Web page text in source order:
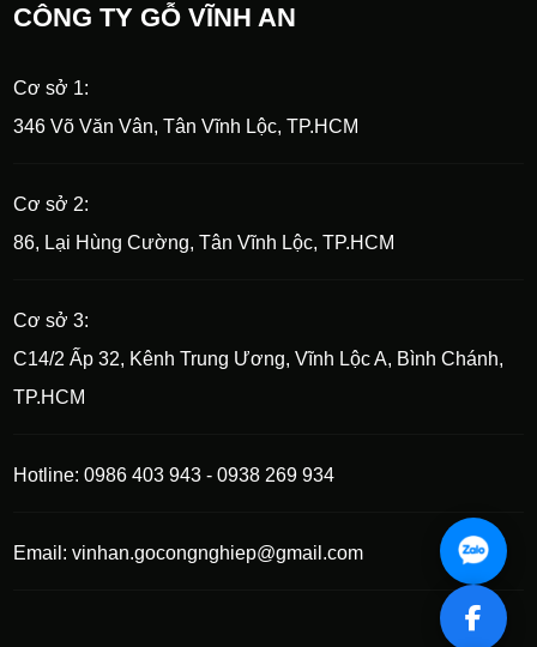
CÔNG TY GỖ VĨNH AN
Cơ sở 1:
346 Võ Văn Vân, Tân Vĩnh Lộc, TP.HCM
Cơ sở 2:
86, Lại Hùng Cường, Tân Vĩnh Lộc, TP.HCM
Cơ sở 3:
C14/2 Ấp 32, Kênh Trung Ương, Vĩnh Lộc A, Bình Chánh,
TP.HCM
Hotline: 0986 403 943 - 0938 269 934
Email: vinhan.gocongnghiep@gmail.com